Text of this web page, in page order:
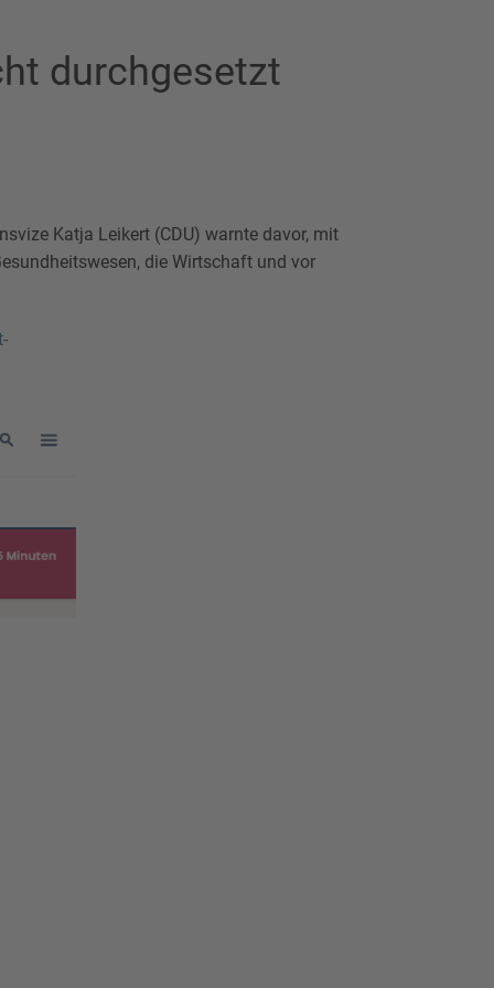
durchgesetzt
Katja Leikert (CDU) warnte davor, mit
die Wirtschaft und vor